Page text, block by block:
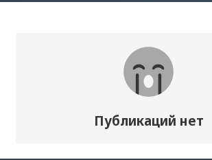
Публикаций нет